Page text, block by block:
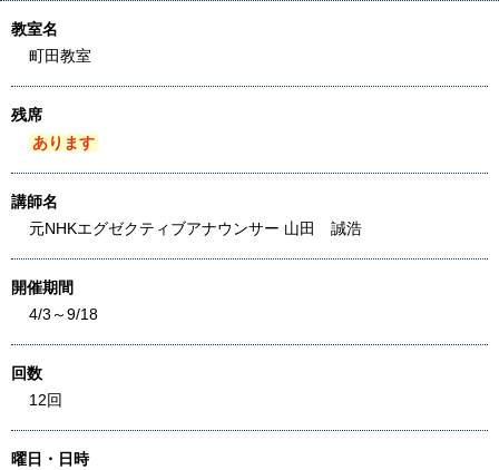
教室名
町田教室
残席
あります
講師名
元NHKエグゼクティブアナウンサー 山田 誠浩
開催期間
4/3～9/18
回数
12回
曜日・日時